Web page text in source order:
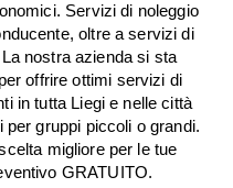
Servizi di noleggio
oltre a servizi di
nostra azienda si sta
offrire ottimi servizi di
in tutta Liegi e nelle città
gruppi piccoli o grandi.
migliore per le tue
GRATUITO.